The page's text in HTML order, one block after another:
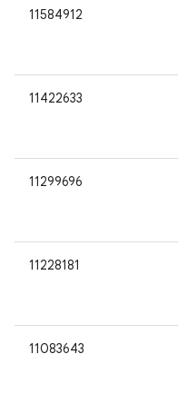
11584912
11422633
11299696
11228181
11083643